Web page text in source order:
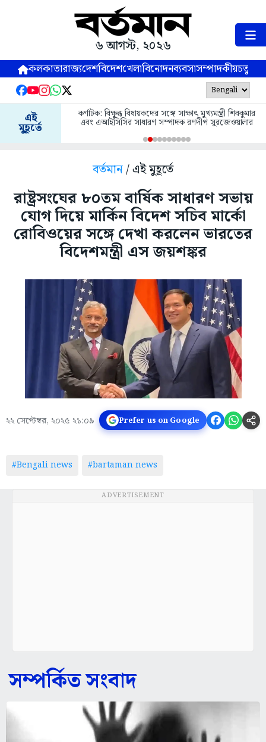
৬ আগস্ট, ২০২৬
কলকাতারাজ্যদেশবিদেশখেলাবিনোদনব্যবসাসম্পাদকীয়
এই
মুহূর্তে
কর্ণাটক: বিক্ষুব্ধ বিধায়কদের সঙ্গে সাক্ষাৎ মুখ্যমন্ত্রী শিবকুমার
এবং এআইসিসির সাধারণ সম্পাদক রণদীপ সুরজেওয়ালার
বর্তমান/ এই মুহূর্তে
রাষ্ট্রসংঘের ৮০তম বার্ষিক সাধারণ সভায়
যোগ দিয়ে মার্কিন বিদেশ সচিব মার্কো
রোবিওয়ের সঙ্গে দেখা করলেন ভারতের
বিদেশমন্ত্রী এস জয়শঙ্কর
২২ সেপ্টেম্বর, ২০২৫ ২১:০৯ Prefer us on Google
#Bengali news #bartaman news
ADVERTISEMENT
সম্পর্কিত সংবাদ